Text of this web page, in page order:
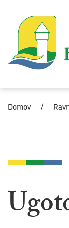
Domov /